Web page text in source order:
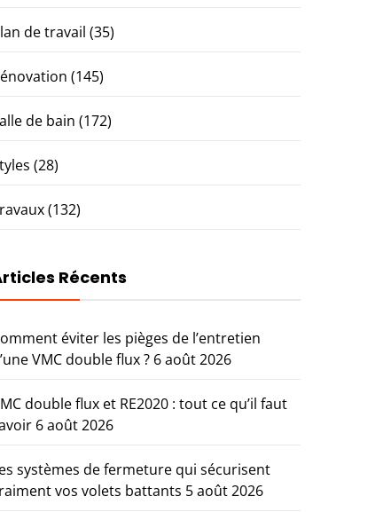
de travail (35)
(145)
de bain (172)
(28)
(132)
Récents
éviter les pièges de l’entretien
VMC double flux ? 6 août 2026
double flux et RE2020 : tout ce qu’il faut
6 août 2026
systèmes de fermeture qui sécurisent
vos volets battants 5 août 2026